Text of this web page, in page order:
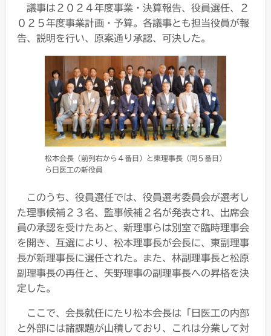
議事は２０２４年度事業・決算報告、役員選任、２
０２５年度事業計画・予算。各議事とも担当役員が報
告、説明を行い、原案通り承認、可決した。
松本会長（前列右から４番目）と東理事長（同５番目）
ら日医工の新役員
このうち、役員選任では、役員選考委員会が選考し
た理事候補２３名、監事候補２名が発表され、出席会
員の承認を受けたあと、新理事らは別室で臨時理事会
を開き、互選により、松本理事長が会長に、東副理事
長が新理事長に選任された。また、林副理事長と松原
副理事長の再任と、矢野理事の副理事長への昇格を決
定した。
ここで、会長就任にたり松本会長は「日医工の内部
と外部には諸課題が山積しており、これは分業して対